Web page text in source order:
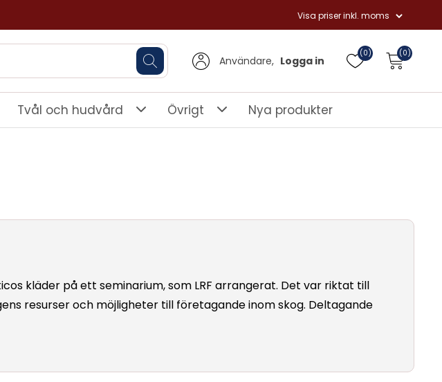
Användare, Logga in
(0) (0)
Tvål och hudvård Övrigt Nya produkter
kläder på ett seminarium, som LRF arrangerat. Det var riktat till
resurser och möjligheter till företagande inom skog. Deltagande